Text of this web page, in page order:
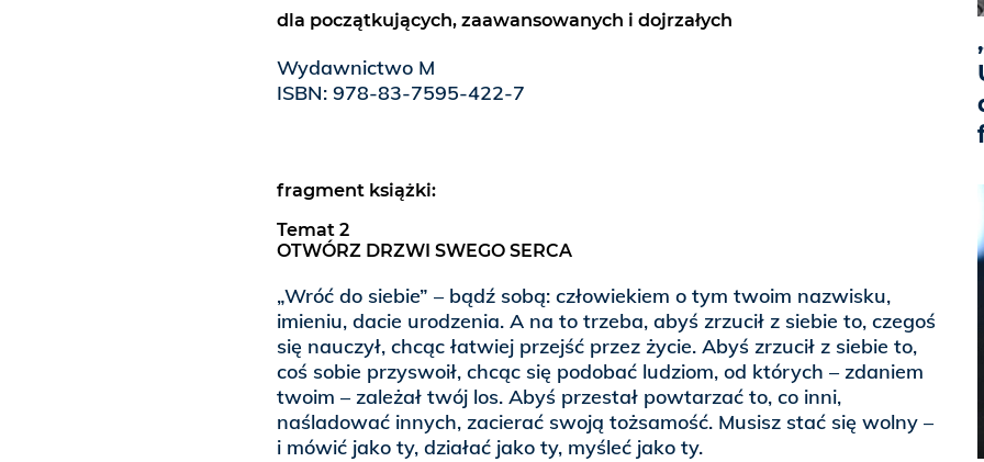
dla początkujących, zaawansowanych i dojrzałych
Wydawnictwo M
ISBN: 978-83-7595-422-7
fragment książki:
Temat 2
OTWÓRZ DRZWI SWEGO SERCA
„Wróć do siebie” – bądź sobą: człowiekiem o tym twoim nazwisku,
imieniu, dacie urodzenia. A na to trzeba, abyś zrzucił z siebie to, czegoś
się nauczył, chcąc łatwiej przejść przez życie. Abyś zrzucił z siebie to,
coś sobie przyswoił, chcąc się podobać ludziom, od których – zdaniem
twoim – zależał twój los. Abyś przestał powtarzać to, co inni,
naśladować innych, zacierać swoją tożsamość. Musisz stać się wolny –
i mówić jako ty, działać jako ty, myśleć jako ty.